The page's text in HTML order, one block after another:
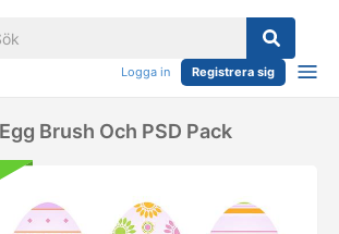
Logga in Registrera sig
Brush Och PSD Pack